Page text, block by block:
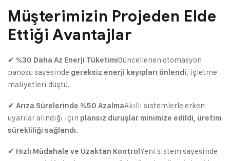
Müşterimizin Projeden Elde
Ettiği Avantajlar
✔ %30 Daha Az Enerji TüketimiGüncellenen otomasyon
panosu sayesinde gereksiz enerji kayıpları önlendi, işletme
maliyetleri düştü.
✔ Arıza Sürelerinde %50 AzalmaAkıllı sistemlerle erken
uyarılar alındığı için plansız duruşlar minimize edildi, üretim
sürekliliği sağlandı.
✔ Hızlı Müdahale ve Uzaktan KontrolYeni sistem sayesinde